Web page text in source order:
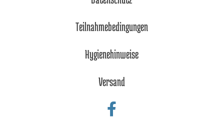
Teilnahmebedingungen
Hygienehinweise
Versand